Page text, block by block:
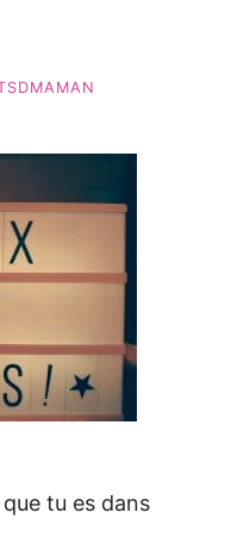
tu es dans